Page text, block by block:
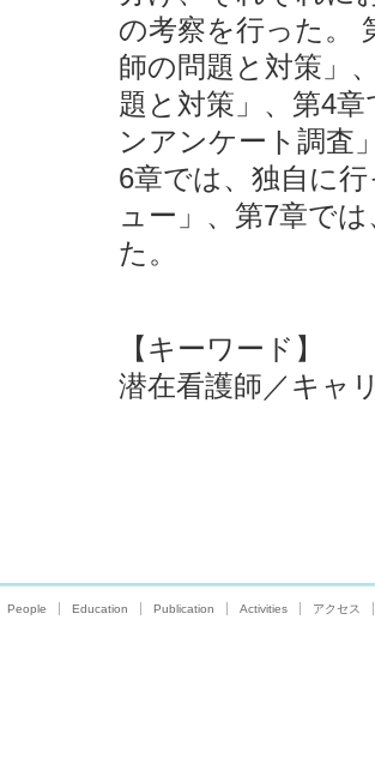
の考察を行った。
師の問題と対策」
題と対策」、第4
ンアンケート調査
6章では、独自に
ュー」、第7章で
た。
【キーワード】
潜在看護師／キャ
People Education Publication Activities アクセス